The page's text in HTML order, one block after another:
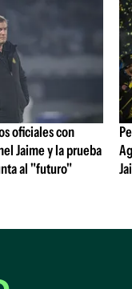
oficiales con
Jaime y la prueba
al "futuro"